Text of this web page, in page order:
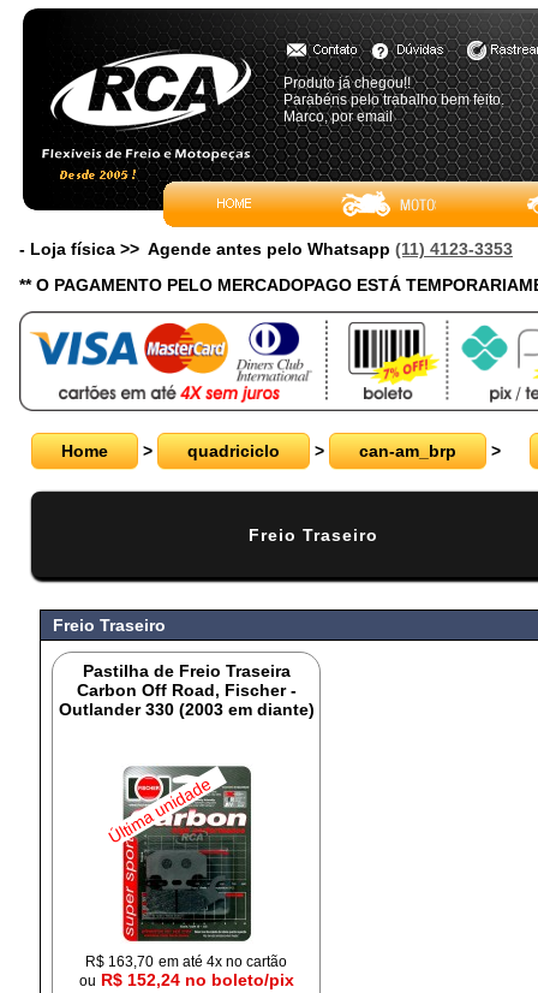
Produto já chegou!!
Parabéns pelo trabalho bem feito.
Marco, por email
- Loja física >> Agende antes pelo Whatsapp (11) 4123-3353
** O PAGAMENTO PELO MERCADOPAGO ESTÁ
Home > quadriciclo > can-am_brp >
Freio Traseiro
Freio Traseiro
Pastilha de Freio Traseira
Carbon Off Road, Fischer -
Outlander 330 (2003 em diante)
Última unidade
R$ 163,70 em até 4x no cartão
ou R$ 152,24 no boleto/pix